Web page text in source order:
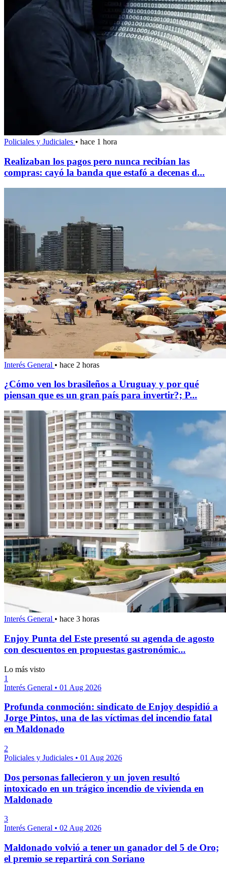
Policiales y Judiciales • hace 1 hora
Realizaban los pagos pero nunca recibían las
compras: cayó la banda que estafó a decenas d...
Interés General • hace 2 horas
¿Cómo ven los brasileños a Uruguay y por qué
piensan que es un gran país para invertir?; P...
Interés General • hace 3 horas
Enjoy Punta del Este presentó su agenda de agosto
con descuentos en propuestas gastronómic...
Lo más visto
1
Interés General • 01 Aug 2026
Profunda conmoción: sindicato de Enjoy despidió a
Jorge Pintos, una de las víctimas del incendio fatal
en Maldonado
2
Policiales y Judiciales • 01 Aug 2026
Dos personas fallecieron y un joven resultó
intoxicado en un trágico incendio de vivienda en
Maldonado
3
Interés General • 02 Aug 2026
Maldonado volvió a tener un ganador del 5 de Oro;
el premio se repartirá con Soriano